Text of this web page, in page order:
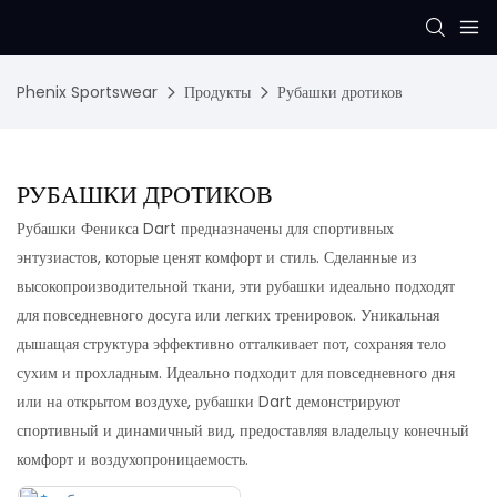
Phenix Sportswear Продукты Рубашки дротиков
РУБАШКИ ДРОТИКОВ
Рубашки Феникса Dart предназначены для спортивных
энтузиастов, которые ценят комфорт и стиль. Сделанные из
высокопроизводительной ткани, эти рубашки идеально подходят
для повседневного досуга или легких тренировок. Уникальная
дышащая структура эффективно отталкивает пот, сохраняя тело
сухим и прохладным. Идеально подходит для повседневного дня
или на открытом воздухе, рубашки Dart демонстрируют
спортивный и динамичный вид, предоставляя владельцу конечный
комфорт и воздухопроницаемость.